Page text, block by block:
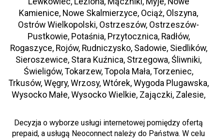
Kamienice, Nowe Skalmierzyce, Ociąż, Olszyna,
Ostrów Wielkopolski, Ostrzeszów, Ostrzeszów-
Pustkowie, Potaśnia, Przytocznica, Radłów,
Rogaszyce, Rojów, Rudniczysko, Sadowie, Siedlików,
Sieroszewice, Stara Kuźnica, Strzegowa, Śliwniki,
Świeligów, Tokarzew, Topola Mała, Torzeniec,
Trkusów, Węgry, Wrzosy, Wtórek, Wygoda Plugawska,
Wysocko Małe, Wysocko Wielkie, Zajączki, Zalesie,
Decyzja o wyborze usługi internetowej pomiędzy ofertą
prepaid, a usługą Neoconnect należy do Państwa. W celu